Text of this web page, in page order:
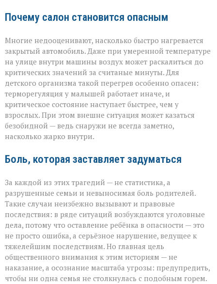
Почему салон становится опасным
Многие недооценивают, насколько быстро нагревается
закрытый автомобиль. Даже при умеренной температуре
на улице внутри машины воздух может раскалиться до
критических значений за считаные минуты. Для
детского организма такой перегрев особенно опасен:
терморегуляция у малышей работает иначе, и
критическое состояние наступает быстрее, чем у
взрослых. При этом внешне ситуация может казаться
безобидной — ведь снаружи не всегда заметно,
насколько жарко внутри.
Боль, которая заставляет задуматься
За каждой из этих трагедий — не статистика, а
разрушенные семьи и невыносимая боль родителей.
Такие случаи неизбежно вызывают и правовые
последствия: в ряде ситуаций возбуждаются уголовные
дела, потому что оставление ребёнка в опасности — это
не просто ошибка, а серьёзное нарушение, ведущее к
тяжелейшим последствиям. Но главная цель
общественного внимания к этим историям — не
наказание, а осознание масштаба угрозы: предупредить,
чтобы ни одна семья не столкнулась с подобным горем.